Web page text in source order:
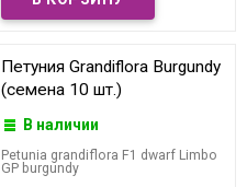
Петуния Grandiflora Burgundy
(семена 10 шт.)
В наличии
Petunia grandiflora F1 dwarf Limbo
GP burgundy